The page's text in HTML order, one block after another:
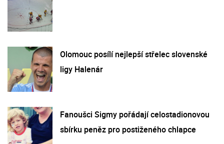
Olomouc posílí nejlepší střelec slovenské
ligy Halenár
Fanoušci Sigmy pořádají celostadionovou
sbírku peněz pro postiženého chlapce